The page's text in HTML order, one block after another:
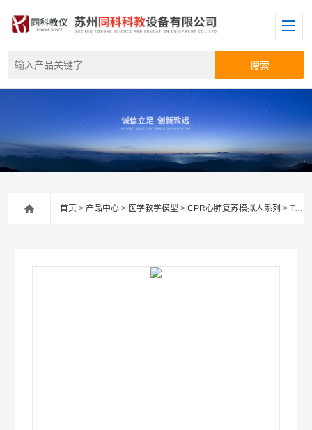
首页 >产品中心 > 医学教学模型 >CPR心肺复苏模拟人系列 > TK/ALS800A高级多功能急救训练模拟人 四合一功能、嵌入式系统